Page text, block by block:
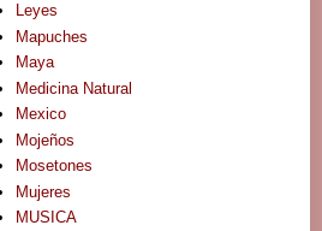
Leyes
Mapuches
Maya
Medicina Natural
Mexico
Mojeños
Mosetones
Mujeres
MUSICA